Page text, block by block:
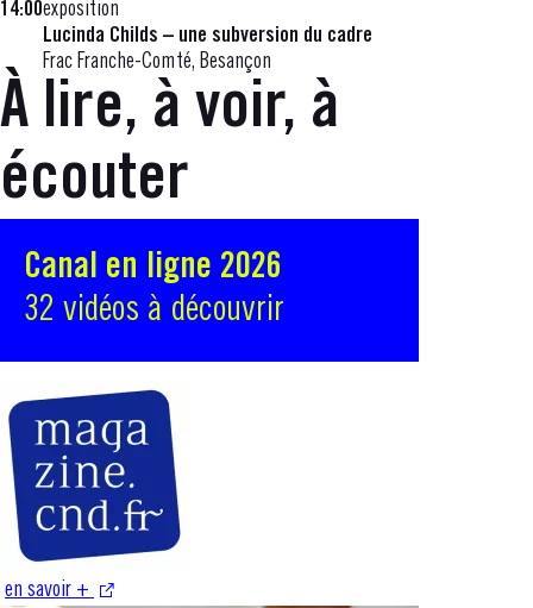
14:00exposition
Lucinda Childs – une subversion du cadre
Frac Franche-Comté, Besançon
À lire, à voir, à
écouter
Canal en ligne 2026
32 vidéos à découvrir
en savoir +